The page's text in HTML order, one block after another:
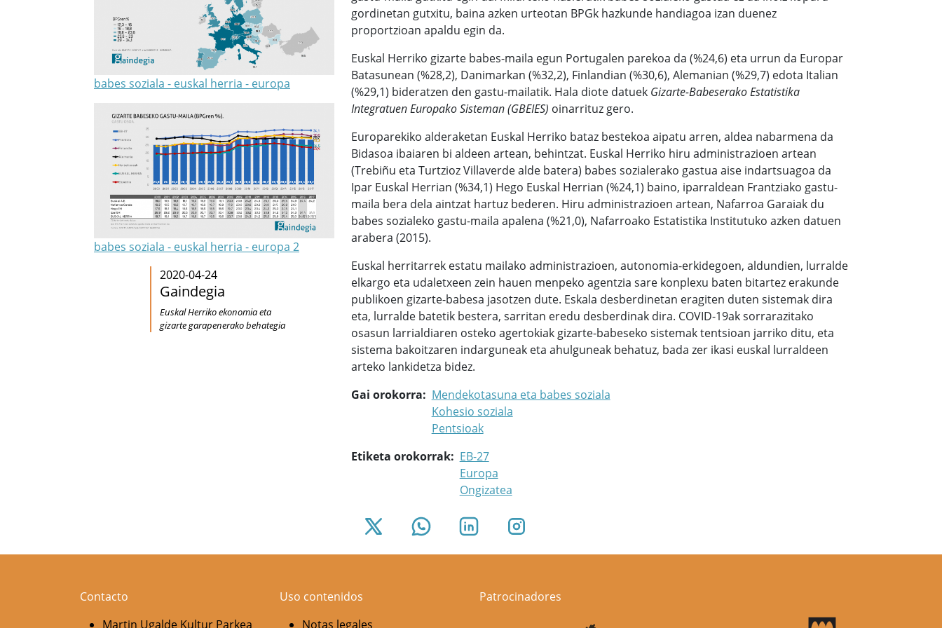
babes soziala - euskal herria - europa
babes soziala - euskal herria - europa 2
2020-04-24
Gaindegia
Euskal Herriko ekonomia eta
gizarte garapenerako behategia
gordinetan gutxitu, baina azken urteotan BPGk hazkunde handiagoa izan duenez
proportzioan apaldu egin da.
Euskal Herriko gizarte babes-maila egun Portugalen parekoa da (%24,6) eta urrun da Europar
Batasunean (%28,2), Danimarkan (%32,2), Finlandian (%30,6), Alemanian (%29,7) edota Italian
(%29,1) bideratzen den gastu-mailatik. Hala diote datuek Gizarte-Babeserako Estatistika
Integratuen Europako Sisteman (GBEIES) oinarrituz gero.
Europarekiko alderaketan Euskal Herriko bataz bestekoa aipatu arren, aldea nabarmena da
Bidasoa ibaiaren bi aldeen artean, behintzat. Euskal Herriko hiru administrazioen artean
(Trebiñu eta Turtzioz Villaverde alde batera) babes sozialerako gastua aise indartsuagoa da
Ipar Euskal Herrian (%34,1) Hego Euskal Herrian (%24,1) baino, iparraldean Frantziako gastu-
maila bera dela aintzat hartuz bederen. Hiru administrazioen artean, Nafarroa Garaiak du
babes sozialeko gastu-maila apalena (%21,0), Nafarroako Estatistika Institutuko azken datuen
arabera (2015).
Euskal herritarrek estatu mailako administrazioen, autonomia-erkidegoen, aldundien, lurralde
elkargo eta udaletxeen zein hauen menpeko agentzia sare konplexu baten bitartez erakunde
publikoen gizarte-babesa jasotzen dute. Eskala desberdinetan eragiten duten sistemak dira
eta, lurralde batetik bestera, sarritan eredu desberdinak dira. COVID-19ak sorrarazitako
osasun larrialdiaren osteko agertokiak gizarte-babeseko sistemak tentsioan jarriko ditu, eta
sistema bakoitzaren indarguneak eta ahulguneak behatuz, bada zer ikasi euskal lurraldeen
arteko lankidetza bidez.
Gai orokorra
Mendekotasuna eta babes soziala
Kohesio soziala
Pentsioak
Etiketa orokorrak
EB-27
Europa
Ongizatea
Contacto
Martin Ugalde Kultur Parkea
Uso contenidos
Notas legales
Patrocinadores